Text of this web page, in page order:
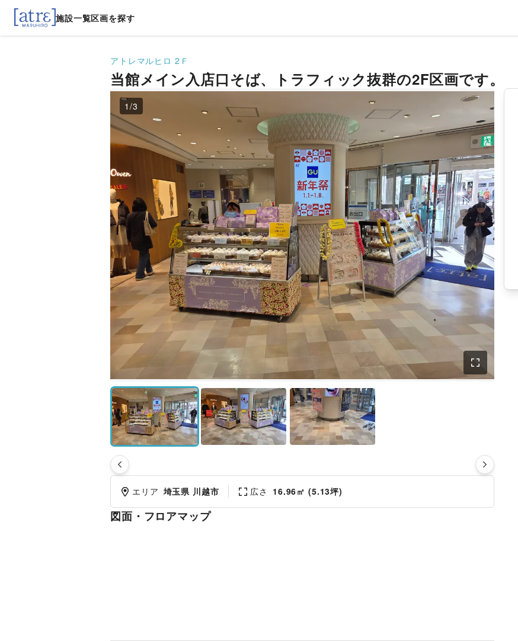
施設一覧区画を探す
アトレマルヒロ 2Ｆ
当館メイン入店口そば、トラフィック抜群の2F区画です。
1 /3
エリア 埼玉県 川越市 広さ 16.96㎡ (5.13坪)
図面・フロアマップ